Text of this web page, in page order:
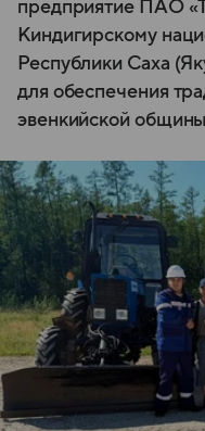
предприятие ПАО
Киндигирскому
Республики Саха
для обеспечения
эвенкийской